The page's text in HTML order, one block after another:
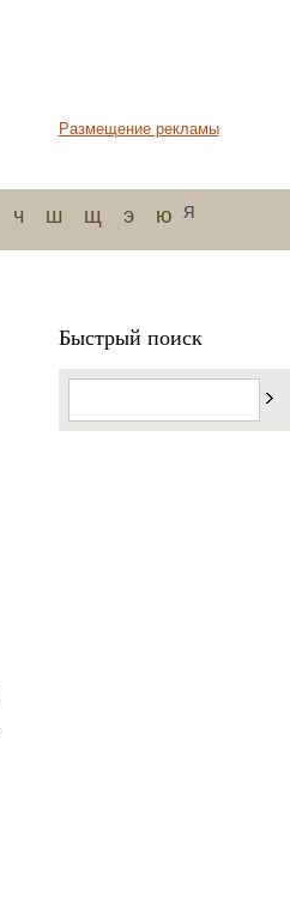
Размещение рекламы
ч ш щ э ю я
Быстрый поиск